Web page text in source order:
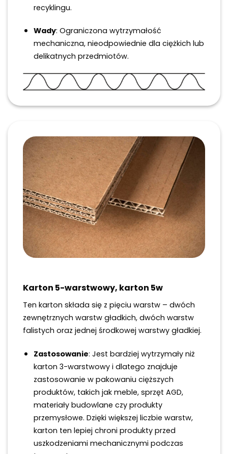
recyklingu.
Wady: Ograniczona wytrzymałość
mechaniczna, nieodpowiednie dla ciężkich lub
delikatnych przedmiotów.
Karton 5-warstwowy, karton 5w
Ten karton składa się z pięciu warstw – dwóch
zewnętrznych warstw gładkich, dwóch warstw
falistych oraz jednej środkowej warstwy gładkiej.
Zastosowanie: Jest bardziej wytrzymały niż
karton 3-warstwowy i dlatego znajduje
zastosowanie w pakowaniu cięższych
produktów, takich jak meble, sprzęt AGD,
materiały budowlane czy produkty
przemysłowe. Dzięki większej liczbie warstw,
karton ten lepiej chroni produkty przed
uszkodzeniami mechanicznymi podczas